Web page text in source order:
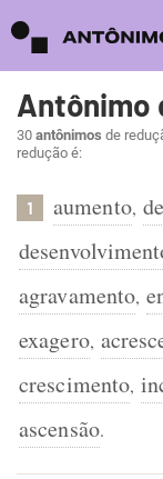
Antônimo
30 antônimos de
redução é:
1 aumento,
agravamento,
exagero,
crescimento,
ascensão.